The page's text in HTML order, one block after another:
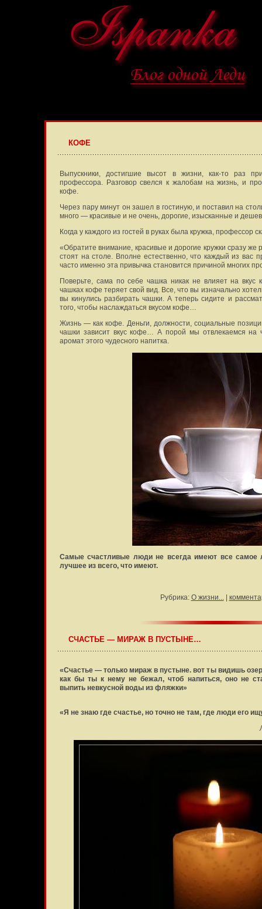
КОФЕ
Выпускники, достигшие высот в жизни, как-то раз
профессора. Разговор свелся к жалобам на жизнь, и
кофе.
Через пару минут он зашел в гостиную, и поставил на
много — красивые и не очень, дорогие, изысканные и
Когда у каждого из гостей в руках была кружка, профессор
«Обратите внимание, красивые и дорогие кружки сразу же
стоят на столе. Вполне естественно, что каждый из вас
часто именно эта привычка становится причиной многих
Поверьте, сама по себе чашка никак не влияет на вкус
чашках кофе теряет свой вид. Все, что вы изначально
вы кинулись разбирать чашки. А теперь сидите и
того, чтобы наслаждаться вкусом кофе…
Жизнь — как кофе. Деньги, должности, социальные
чашки зависит вкус кофе… А порой мы отвлекаемся на
аромат этого чудесного напитка.
Самые счастливые люди не всегда имеют все
лучшее из всего, что имеют.
Рубрика: О жизни...|
СЧАСТЬЕ — МИРАЖ В ПУСТЫНЕ…
«Счастье — только мираж в пустыне. вот ты видишь
как бы ты к нему не бежал, чтоб напиться, оно не
выпить невкусной воды из фляжки»
«Я не знаю где счастье, но точно не там, где люди его